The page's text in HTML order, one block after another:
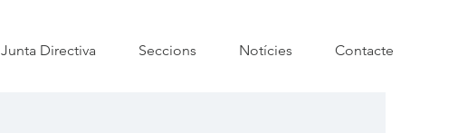
Junta Directiva Seccions Notícies Contacte